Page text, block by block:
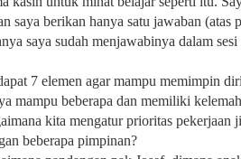
saya berikan hanya satu jawaban (atas
saya sudah menjawabinya dalam
7 elemen agar mampu memimpin
mampu beberapa dan memiliki
kita mengatur prioritas pekerjaan
beberapa pimpinan?